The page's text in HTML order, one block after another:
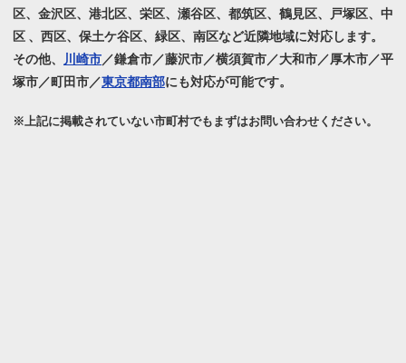
区、金沢区、港北区、栄区、瀬谷区、 都筑区、鶴見区、戸塚区、中
区 、西区、保土ケ谷区、緑区、南区など近隣地域に対応します。
その他、
川崎市／鎌倉市／藤沢市／横須賀市／大和市／厚木市／平
塚市／町田市／東京都南部にも対応が可能です。
※上記に掲載されていない市町村でもまずはお問い合わせください。